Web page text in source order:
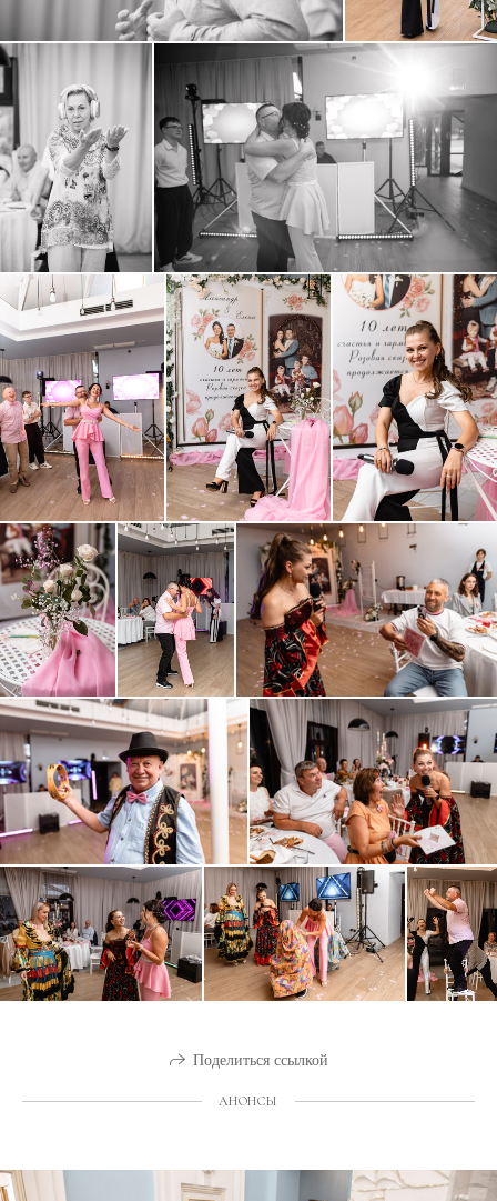
Поделиться ссылкой
АНОНСЫ